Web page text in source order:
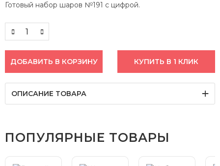
Готовый набор шаров №191 с цифрой.
ДОБАВИТЬ В КОРЗИНУ КУПИТЬ В 1 КЛИК
ОПИСАНИЕ ТОВАРА
ПОПУЛЯРНЫЕ ТОВАРЫ